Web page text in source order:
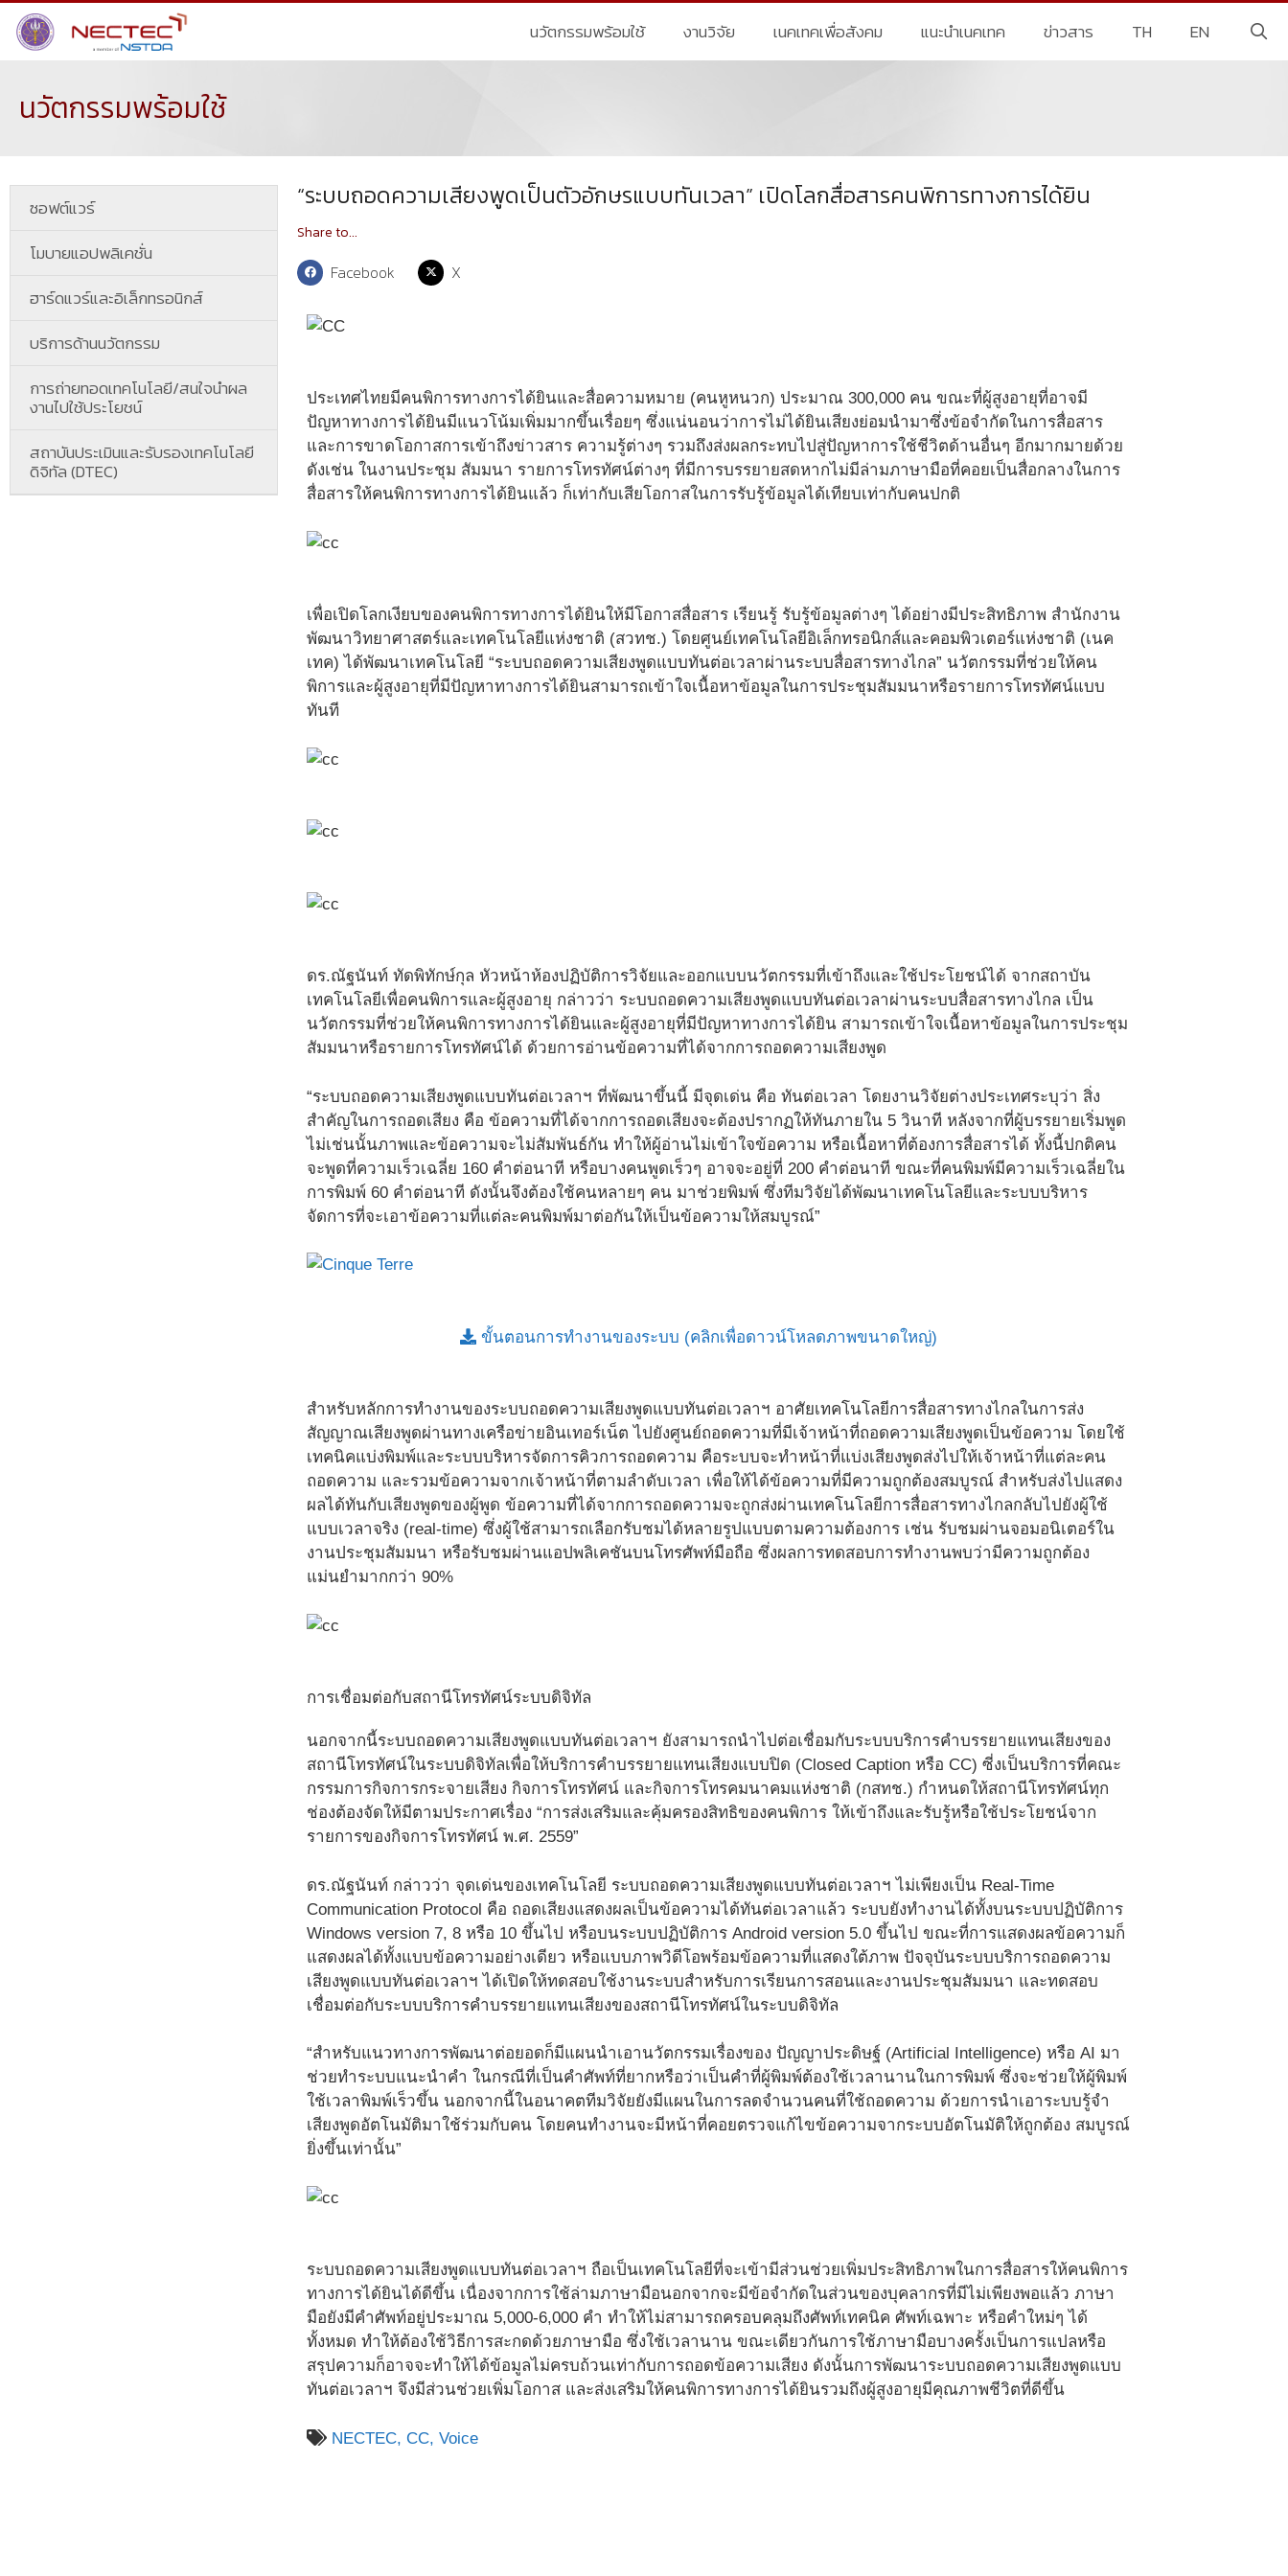
นวัตกรรมพร้อมใช้ งานวิจัย เนคเทคเพื่อสังคม แนะนำเนคเทค ข่าวสาร TH EN
นวัตกรรมพร้อมใช้
ซอฟต์แวร์
โมบายแอปพลิเคชั่น
ฮาร์ดแวร์และอิเล็กทรอนิกส์
บริการด้านนวัตกรรม
การถ่ายทอดเทคโนโลยี/สนใจนำผล
งานไปใช้ประโยชน์
สถาบันประเมินและรับรองเทคโนโลยี
ดิจิทัล (DTEC)
“ระบบถอดความเสียงพูดเป็นตัวอักษรแบบทันเวลา” เปิดโลกสื่อสารคนพิการทางการได้ยิน
Share to...
Facebook X
ประเทศไทยมีคนพิการทางการได้ยินและสื่อความหมาย (คนหูหนวก) ประมาณ 300,000 คน ขณะที่ผู้สูงอายุที่อาจมี
ปัญหาทางการได้ยินมีแนวโน้มเพิ่มมากขึ้นเรื่อยๆ ซึ่งแน่นอนว่าการไม่ได้ยินเสียงย่อมนำมาซึ่งข้อจำกัดในการสื่อสาร
และการขาดโอกาสการเข้าถึงข่าวสาร ความรู้ต่างๆ รวมถึงส่งผลกระทบไปสู่ปัญหาการใช้ชีวิตด้านอื่นๆ อีกมากมายด้วย
ดังเช่น ในงานประชุม สัมมนา รายการโทรทัศน์ต่างๆ ที่มีการบรรยายสดหากไม่มีล่ามภาษามือที่คอยเป็นสื่อกลางในการ
สื่อสารให้คนพิการทางการได้ยินแล้ว ก็เท่ากับเสียโอกาสในการรับรู้ข้อมูลได้เทียบเท่ากับคนปกติ
เพื่อเปิดโลกเงียบของคนพิการทางการได้ยินให้มีโอกาสสื่อสาร เรียนรู้ รับรู้ข้อมูลต่างๆ ได้อย่างมีประสิทธิภาพ สำนักงาน
พัฒนาวิทยาศาสตร์และเทคโนโลยีแห่งชาติ (สวทช.) โดยศูนย์เทคโนโลยีอิเล็กทรอนิกส์และคอมพิวเตอร์แห่งชาติ (เนค
เทค) ได้พัฒนาเทคโนโลยี “ระบบถอดความเสียงพูดแบบทันต่อเวลาผ่านระบบสื่อสารทางไกล” นวัตกรรมที่ช่วยให้คน
พิการและผู้สูงอายุที่มีปัญหาทางการได้ยินสามารถเข้าใจเนื้อหาข้อมูลในการประชุมสัมมนาหรือรายการโทรทัศน์แบบ
ทันที
ดร.ณัฐนันท์ ทัดพิทักษ์กุล หัวหน้าห้องปฏิบัติการวิจัยและออกแบบนวัตกรรมที่เข้าถึงและใช้ประโยชน์ได้ จากสถาบัน
เทคโนโลยีเพื่อคนพิการและผู้สูงอายุ กล่าวว่า ระบบถอดความเสียงพูดแบบทันต่อเวลาผ่านระบบสื่อสารทางไกล เป็น
นวัตกรรมที่ช่วยให้คนพิการทางการได้ยินและผู้สูงอายุที่มีปัญหาทางการได้ยิน สามารถเข้าใจเนื้อหาข้อมูลในการประชุม
สัมมนาหรือรายการโทรทัศน์ได้ ด้วยการอ่านข้อความที่ได้จากการถอดความเสียงพูด
“ระบบถอดความเสียงพูดแบบทันต่อเวลาฯ ที่พัฒนาขึ้นนี้ มีจุดเด่น คือ ทันต่อเวลา โดยงานวิจัยต่างประเทศระบุว่า สิ่ง
สำคัญในการถอดเสียง คือ ข้อความที่ได้จากการถอดเสียงจะต้องปรากฏให้ทันภายใน 5 วินาที หลังจากที่ผู้บรรยายเริ่มพูด
ไม่เช่นนั้นภาพและข้อความจะไม่สัมพันธ์กัน ทำให้ผู้อ่านไม่เข้าใจข้อความ หรือเนื้อหาที่ต้องการสื่อสารได้ ทั้งนี้ปกติคน
จะพูดที่ความเร็วเฉลี่ย 160 คำต่อนาที หรือบางคนพูดเร็วๆ อาจจะอยู่ที่ 200 คำต่อนาที ขณะที่คนพิมพ์มีความเร็วเฉลี่ยใน
การพิมพ์ 60 คำต่อนาที ดังนั้นจึงต้องใช้คนหลายๆ คน มาช่วยพิมพ์ ซึ่งทีมวิจัยได้พัฒนาเทคโนโลยีและระบบบริหาร
จัดการที่จะเอาข้อความที่แต่ละคนพิมพ์มาต่อกันให้เป็นข้อความให้สมบูรณ์”
ขั้นตอนการทำงานของระบบ (คลิกเพื่อดาวน์โหลดภาพขนาดใหญ่)
สำหรับหลักการทำงานของระบบถอดความเสียงพูดแบบทันต่อเวลาฯ อาศัยเทคโนโลยีการสื่อสารทางไกลในการส่ง
สัญญาณเสียงพูดผ่านทางเครือข่ายอินเทอร์เน็ต ไปยังศูนย์ถอดความที่มีเจ้าหน้าที่ถอดความเสียงพูดเป็นข้อความ โดยใช้
เทคนิคแบ่งพิมพ์และระบบบริหารจัดการคิวการถอดความ คือระบบจะทำหน้าที่แบ่งเสียงพูดส่งไปให้เจ้าหน้าที่แต่ละคน
ถอดความ และรวมข้อความจากเจ้าหน้าที่ตามลำดับเวลา เพื่อให้ได้ข้อความที่มีความถูกต้องสมบูรณ์ สำหรับส่งไปแสดง
ผลได้ทันกับเสียงพูดของผู้พูด ข้อความที่ได้จากการถอดความจะถูกส่งผ่านเทคโนโลยีการสื่อสารทางไกลกลับไปยังผู้ใช้
แบบเวลาจริง (real-time) ซึ่งผู้ใช้สามารถเลือกรับชมได้หลายรูปแบบตามความต้องการ เช่น รับชมผ่านจอมอนิเตอร์ใน
งานประชุมสัมมนา หรือรับชมผ่านแอปพลิเคชันบนโทรศัพท์มือถือ ซึ่งผลการทดสอบการทำงานพบว่ามีความถูกต้อง
แม่นยำมากกว่า 90%
การเชื่อมต่อกับสถานีโทรทัศน์ระบบดิจิทัล
นอกจากนี้ระบบถอดความเสียงพูดแบบทันต่อเวลาฯ ยังสามารถนำไปต่อเชื่อมกับระบบบริการคำบรรยายแทนเสียงของ
สถานีโทรทัศน์ในระบบดิจิทัลเพื่อให้บริการคำบรรยายแทนเสียงแบบปิด (Closed Caption หรือ CC) ซี่งเป็นบริการที่คณะ
กรรมการกิจการกระจายเสียง กิจการโทรทัศน์ และกิจการโทรคมนาคมแห่งชาติ (กสทช.) กำหนดให้สถานีโทรทัศน์ทุก
ช่องต้องจัดให้มีตามประกาศเรื่อง “การส่งเสริมและคุ้มครองสิทธิของคนพิการ ให้เข้าถึงและรับรู้หรือใช้ประโยชน์จาก
รายการของกิจการโทรทัศน์ พ.ศ. 2559”
ดร.ณัฐนันท์ กล่าวว่า จุดเด่นของเทคโนโลยี ระบบถอดความเสียงพูดแบบทันต่อเวลาฯ ไม่เพียงเป็น Real-Time
Communication Protocol คือ ถอดเสียงแสดงผลเป็นข้อความได้ทันต่อเวลาแล้ว ระบบยังทำงานได้ทั้งบนระบบปฏิบัติการ
Windows version 7, 8 หรือ 10 ขึ้นไป หรือบนระบบปฏิบัติการ Android version 5.0 ขึ้นไป ขณะที่การแสดงผลข้อความก็
แสดงผลได้ทั้งแบบข้อความอย่างเดียว หรือแบบภาพวิดีโอพร้อมข้อความที่แสดงใต้ภาพ ปัจจุบันระบบบริการถอดความ
เสียงพูดแบบทันต่อเวลาฯ ได้เปิดให้ทดสอบใช้งานระบบสำหรับการเรียนการสอนและงานประชุมสัมมนา และทดสอบ
เชื่อมต่อกับระบบบริการคำบรรยายแทนเสียงของสถานีโทรทัศน์ในระบบดิจิทัล
“สำหรับแนวทางการพัฒนาต่อยอดก็มีแผนนำเอานวัตกรรมเรื่องของ ปัญญาประดิษฐ์ (Artificial Intelligence) หรือ AI มา
ช่วยทำระบบแนะนำคำ ในกรณีที่เป็นคำศัพท์ที่ยากหรือว่าเป็นคำที่ผู้พิมพ์ต้องใช้เวลานานในการพิมพ์ ซึ่งจะช่วยให้ผู้พิมพ์
ใช้เวลาพิมพ์เร็วขึ้น นอกจากนี้ในอนาคตทีมวิจัยยังมีแผนในการลดจำนวนคนที่ใช้ถอดความ ด้วยการนำเอาระบบรู้จำ
เสียงพูดอัตโนมัติมาใช้ร่วมกับคน โดยคนทำงานจะมีหน้าที่คอยตรวจแก้ไขข้อความจากระบบอัตโนมัติให้ถูกต้อง สมบูรณ์
ยิ่งขึ้นเท่านั้น”
ระบบถอดความเสียงพูดแบบทันต่อเวลาฯ ถือเป็นเทคโนโลยีที่จะเข้ามีส่วนช่วยเพิ่มประสิทธิภาพในการสื่อสารให้คนพิการ
ทางการได้ยินได้ดีขึ้น เนื่องจากการใช้ล่ามภาษามือนอกจากจะมีข้อจำกัดในส่วนของบุคลากรที่มีไม่เพียงพอแล้ว ภาษา
มือยังมีคำศัพท์อยู่ประมาณ 5,000-6,000 คำ ทำให้ไม่สามารถครอบคลุมถึงศัพท์เทคนิค ศัพท์เฉพาะ หรือคำใหม่ๆ ได้
ทั้งหมด ทำให้ต้องใช้วิธีการสะกดด้วยภาษามือ ซึ่งใช้เวลานาน ขณะเดียวกันการใช้ภาษามือบางครั้งเป็นการแปลหรือ
สรุปความก็อาจจะทำให้ได้ข้อมูลไม่ครบถ้วนเท่ากับการถอดข้อความเสียง ดังนั้นการพัฒนาระบบถอดความเสียงพูดแบบ
ทันต่อเวลาฯ จึงมีส่วนช่วยเพิ่มโอกาส และส่งเสริมให้คนพิการทางการได้ยินรวมถึงผู้สูงอายุมีคุณภาพชีวิตที่ดีขึ้น
NECTEC, CC, Voice